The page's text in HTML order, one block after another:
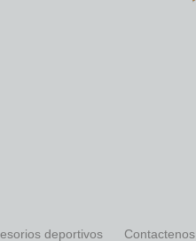
deportivos Contactenos